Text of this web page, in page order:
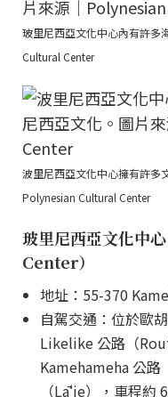
玻里尼西亞文化中心內有許多
Cultural Center
波里尼西亞文化中心擁有許多
Polynesian Cultural Center
玻里尼西亞文化中
Center）
地址：55-370
自駕交通：位於歐
Likelike 公路（
Kamehameha 公
（Lāʻie），車程約